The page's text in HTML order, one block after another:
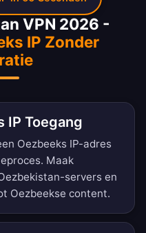
VPN 2026 -
IP Zonder
IP Toegang
Oezbeeks IP-adres
Maak
servers en
Oezbeekse content.